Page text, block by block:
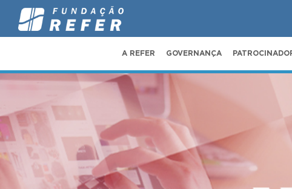
A REFER GOVERNANÇA